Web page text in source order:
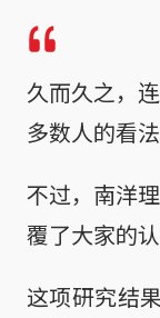
久而久之，
多数人的看法
不过，南洋
覆了大家的认
这项研究结